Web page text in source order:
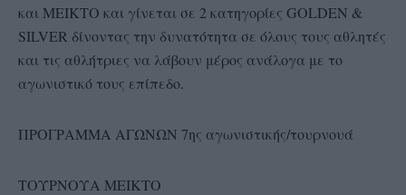
και ΜΕΙΚΤΟ και γίνεται σε 2 κατηγορίες GOLDEN &
SILVER δίνοντας την δυνατότητα σε όλους τους αθλητές
και τις αθλήτριες να λάβουν μέρος ανάλογα με το
αγωνιστικό τους επίπεδο.
ΠΡΟΓΡΑΜΜΑ ΑΓΩΝΩΝ 7ης αγωνιστικής/τουρνουά
ΤΟΥΡΝΟΥΑ ΜΕΙΚΤΟ